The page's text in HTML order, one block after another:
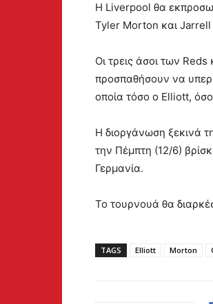
Η Liverpool θα
Tyler Morton και Jarrell
Οι τρεις άσοι των
προσπαθήσουν να
οποία τόσο ο Elliott,
Η διοργάνωση ξεκινά
την Πέμπτη (12/6)
Γερμανία.
Το τουρνουά θα
TAGS Elliott Morton